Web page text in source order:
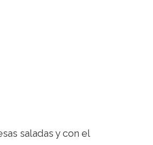
saladas y con el